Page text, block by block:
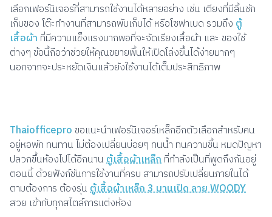
เลือกเฟอร์นิเจอร์ที่สามารถใช้งานได้หลายอย่าง เช่น เตียงที่มีลิ้นชัก
เก็บของ โต๊ะทำงานที่สามารถพับเก็บได้ หรือโซฟาเบด รวมถึง ตู้
เสื้อผ้า ที่มีความแข็งแรงมากพอที่จะจัดเรียงเสื้อผ้า และ ของใช้
ต่างๆ ข้อนี้ถือว่าช่วยให้คุณขยายพื้นให้เปิดโล่งขึ้นได้ง่ายมากๆ
นอกจากจะประหยัดเงินแล้วยังใช้งานได้เต็มประสิทธิภาพ
Thaiofficepro ขอแนะนำเฟอร์นิเจอร์เหล็กอีกตัวเลือกสำหรับคน
อยู่หอพัก ทนทาน ไม่ต้องเปลี่ยนบ่อยๆ ทนน้ำ ทนความชื้น หมดปัญหา
ปลวกขึ้นห้องไปได้อีกนานตู้เสื้อผ้าเหล็กที่กำลังเป็นที่พูดถึงกันอยู่
ตอนนี้ ด้วยฟังก์ชันการใช้งานที่ครบ สามารถปรับเปลี่ยนภายในได้
ตามต้องการ ต้องรุ่นตู้เสื้อผ้าเหล็ก 3 บานเปิด ลาย WOODY
สวย เข้ากับทุกสไตล์การแต่งห้อง